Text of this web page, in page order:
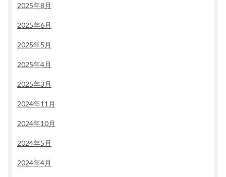
2025年8月
2025年6月
2025年5月
2025年4月
2025年3月
2024年11月
2024年10月
2024年5月
2024年4月